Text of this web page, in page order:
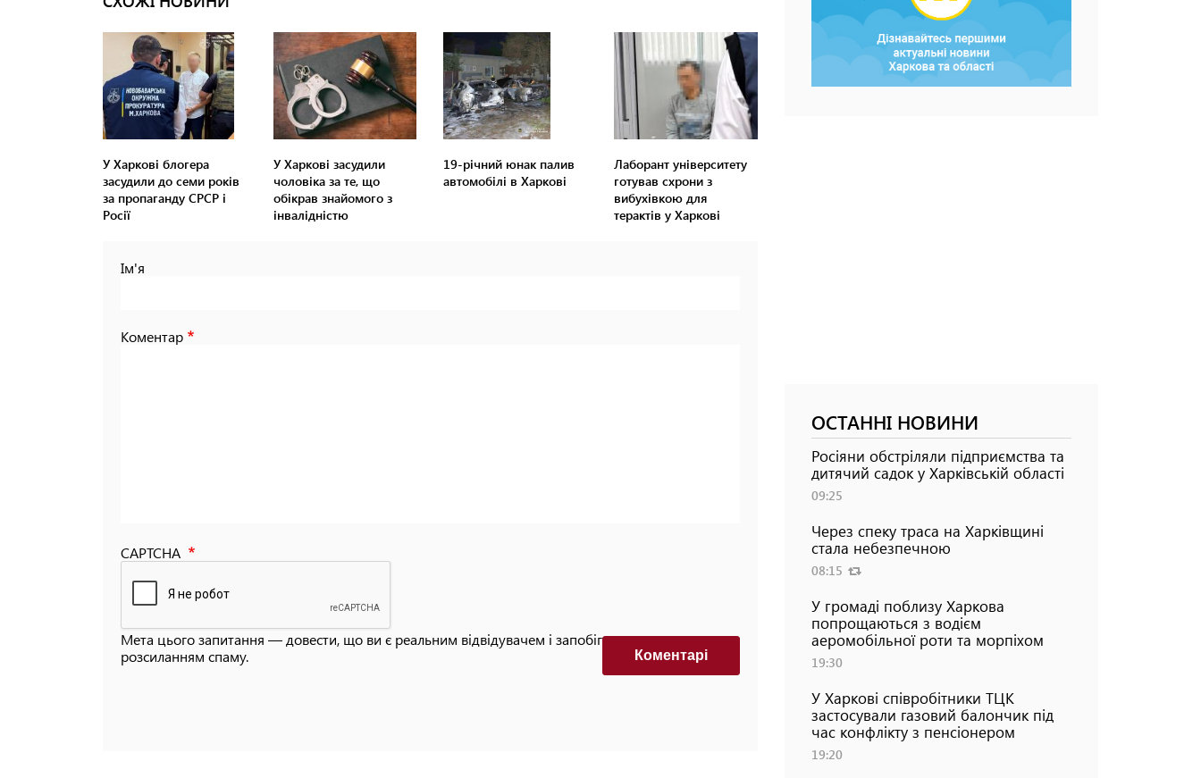
У Харкові блогера
засудили до семи років
за пропаганду СРСР і
Росії
У Харкові засудили
чоловіка за те, що
обікрав знайомого з
інвалідністю
19-річний юнак палив
автомобілі в Харкові
Лаборант університету
готував схрони з
вибухівкою для
терактів у Харкові
Ім'я
Коментар
CAPTCHA
Мета цього запитання — довести, що ви є реальним відвідувачем і запобігти автоматизованим
розсиланням спаму.
Коментарi
ОСТАННІ НОВИНИ
Росіяни обстріляли підприємства та
дитячий садок у Харківській області
09:25
Через спеку траса на Харківщині
стала небезпечною
08:15
У громаді поблизу Харкова
попрощаються з водієм
аеромобільної роти та морпіхом
19:30
У Харкові співробітники ТЦК
застосували газовий балончик під
час конфлікту з пенсіонером
19:20